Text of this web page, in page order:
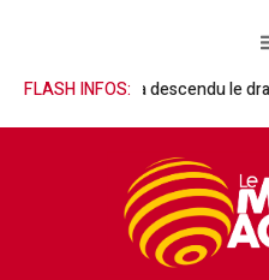
FLASH INFOS:
qui a descendu le drapeau